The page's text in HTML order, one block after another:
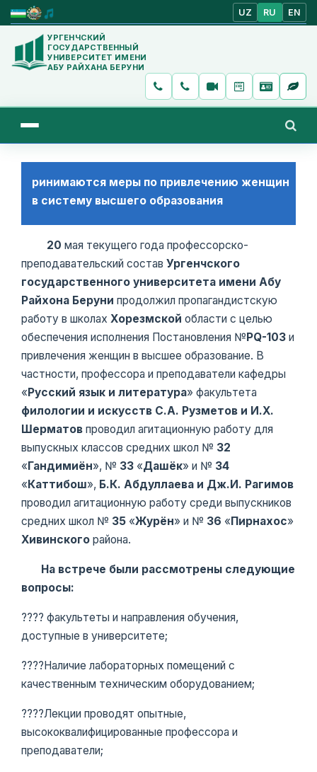
UZ RU EN
УРГЕНЧСКИЙ
ГОСУДАРСТВЕННЫЙ
УНИВЕРСИТЕТ ИМЕНИ
АБУ РАЙХАНА БЕРУНИ
ринимаются меры по привлечению женщин
в систему высшего образования
20 мая текущего года профессорско-
преподавательский состав Ургенчского
государственного университета имени Абу
Райхона Беруни продолжил пропагандистскую
работу в школах Хорезмской области с целью
обеспечения исполнения Постановления №PQ-103 и
привлечения женщин в высшее образование. В
частности, профессора и преподаватели кафедры
«Русский язык и литература» факультета
филологии и искусств С.А. Рузметов и И.Х.
Шерматов проводил агитационную работу для
выпускных классов средних школ № 32
«Гандимиён», № 33 «Дашёк» и № 34
«Каттибош», Б.К. Абдуллаева и Дж.И. Рагимов
проводил агитационную работу среди выпускников
средних школ № 35 «Журён» и № 36 «Пирнахоc»
Хивинского района.
На встрече были рассмотрены следующие
вопросы:
???? факультеты и направления обучения,
доступные в университете;
????Наличие лабораторных помещений с
качественным техническим оборудованием;
????Лекции проводят опытные,
высококвалифицированные профессора и
преподаватели;